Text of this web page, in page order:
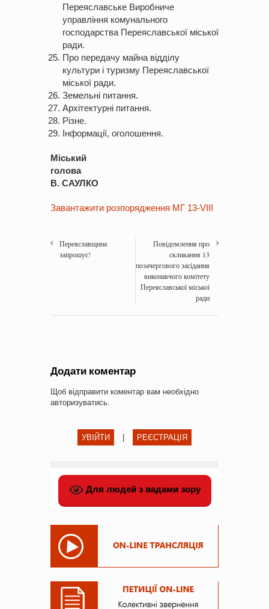
Переяславське Виробниче
управління комунального
господарства Переяславської міської
ради.
Про передачу майна відділу
культури і туризму Переяславської
міської ради.
Земельні питання.
Архітектурні питання.
Різне.
Інформації, оголошення.
Міський
голова
В. САУЛКО
Завантажити розпорядження МГ 13-VIII
Переяславщина
запрошує!
Повідомлення про
скликання 13
позачергового засідання
виконавчого комітету
Переяславської міської
ради
Додати коментар
Щоб відправити коментар вам необхідно
авторизуватись.
УВІЙТИ РЕЄСТРАЦІЯ
Для людей з вадами зору